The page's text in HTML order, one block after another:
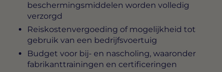
beschermingsmiddelen worden volledig
verzorgd
Reiskostenvergoeding of mogelijkheid tot
gebruik van een bedrijfsvoertuig
Budget voor bij- en nascholing, waaronder
fabrikanttrainingen en certificeringen